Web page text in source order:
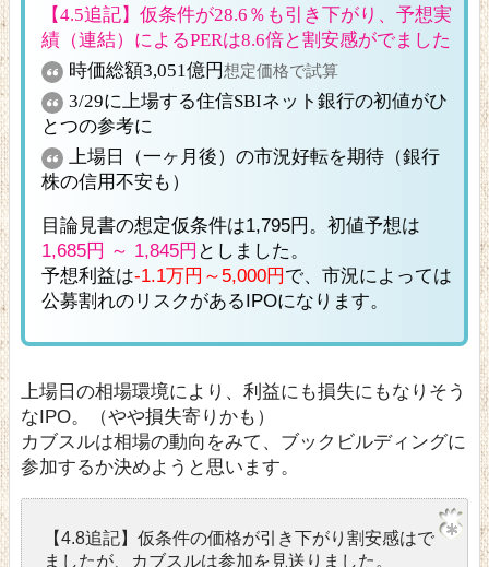
【4.5追記】仮条件が28.6％も引き下がり、予想実
績（連結）によるPERは8.6倍と割安感がでました
時価総額3,051億円想定価格で試算
3/29に上場する住信SBIネット銀行の初値がひ
とつの参考に
上場日（一ヶ月後）の市況好転を期待（銀行
株の信用不安も）
目論見書の想定仮条件は1,795円。初値予想は
1,685円 ～ 1,845円 としました。
予想利益は-1.1万円～5,000円 で、市況によっては
公募割れのリスクがあるIPOになります。
上場日の相場環境により、利益にも損失にもなりそう
なIPO。（やや損失寄りかも）
カブスルは相場の動向をみて、ブックビルディングに
参加するか決めようと思います。
【4.8追記】仮条件の価格が引き下がり割安感はで
ましたが、カブスルは参加を見送りました。